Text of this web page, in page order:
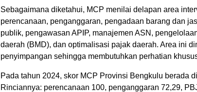
Sebagaimana diketahui, MCP menilai delapan area
perencanaan, penganggaran, pengadaan barang dan
publik, pengawasan APIP, manajemen ASN,
daerah (BMD), dan optimalisasi pajak daerah. Area ini
penyimpangan sehingga membutuhkan perhatian
Pada tahun 2024, skor MCP Provinsi Bengkulu berada
Rinciannya: perencanaan 100, penganggaran 72,29,